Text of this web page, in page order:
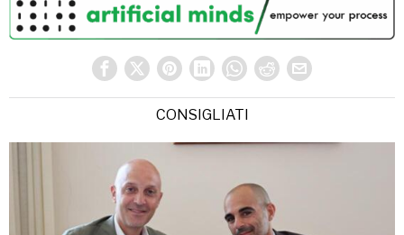
CONSIGLIATI